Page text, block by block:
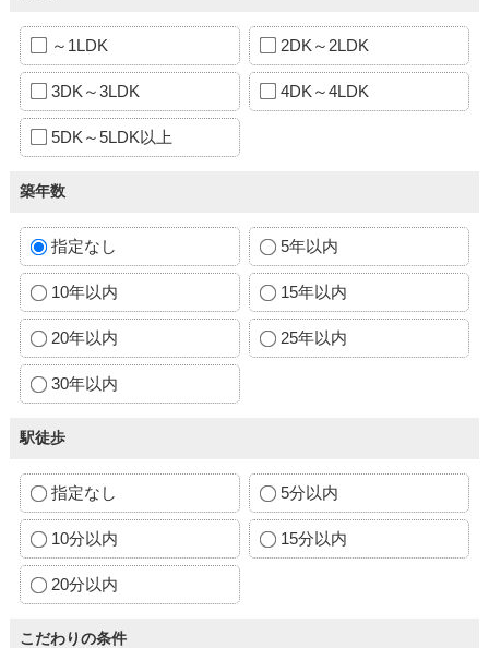
～1LDK 2DK～2LDK
3DK～3LDK 4DK～4LDK
5DK～5LDK以上
築年数
指定なし 5年以内
10年以内 15年以内
20年以内 25年以内
30年以内
駅徒歩
指定なし 5分以内
10分以内 15分以内
20分以内
こだわりの条件